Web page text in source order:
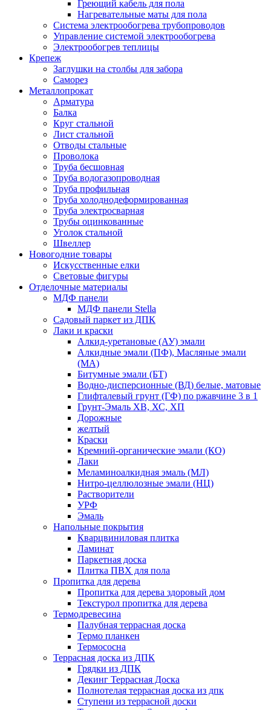
Греющий кабель для пола
Нагревательные маты для пола
Система электрообогрева трубопроводов
Управление системой электрообогрева
Электрообогрев теплицы
Крепеж
Заглушки на столбы для забора
Саморез
Металлопрокат
Арматура
Балка
Круг стальной
Лист стальной
Отводы стальные
Проволока
Труба бесшовная
Труба водогазопроводная
Труба профильная
Труба холоднодеформированная
Труба электросварная
Трубы оцинкованные
Уголок стальной
Швеллер
Новогодние товары
Искусственные елки
Световые фигуры
Отделочные материалы
МДФ панели
МДФ панели Stella
Садовый паркет из ДПК
Лаки и краски
Алкид-уретановые (АУ) эмали
Алкидные эмали (ПФ), Масляные эмали
(МА)
Битумные эмали (БТ)
Водно-дисперсионные (ВД) белые, матовые
Глифталевый грунт (ГФ) по ржавчине 3 в 1
Грунт-Эмаль ХВ, ХС, ХП
Дорожные
желтый
Краски
Кремний-органические эмали (КО)
Лаки
Меламиноалкидная эмаль (МЛ)
Нитро-целлюлозные эмали (НЦ)
Растворители
УРФ
Эмаль
Напольные покрытия
Кварцвиниловая плитка
Ламинат
Паркетная доска
Плитка ПВХ для пола
Пропитка для дерева
Пропитка для дерева здоровый дом
Текстурол пропитка для дерева
Термодревесина
Палубная террасная доска
Термо планкен
Термососна
Террасная доска из ДПК
Грядки из ДПК
Декинг Террасная Доска
Полнотелая террасная доска из дпк
Ступени из террасной доски